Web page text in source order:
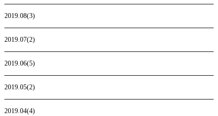
2019.08(3)
2019.07(2)
2019.06(5)
2019.05(2)
2019.04(4)